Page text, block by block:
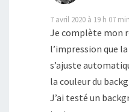
7 avril 2020 à 19 h 07 min
Je complète mon
l’impression que
s’ajuste
la couleur du
J’ai testé un